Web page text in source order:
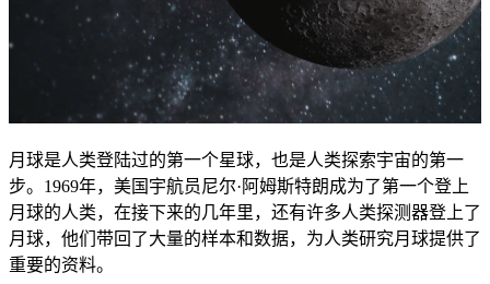
月球是人类登陆过的第一个星球，也是人类探索宇宙的第一
步。1969年，美国宇航员尼尔·阿姆斯特朗成为了第一个登上
月球的人类，在接下来的几年里，还有许多人类探测器登上了
月球，他们带回了大量的样本和数据，为人类研究月球提供了
重要的资料。